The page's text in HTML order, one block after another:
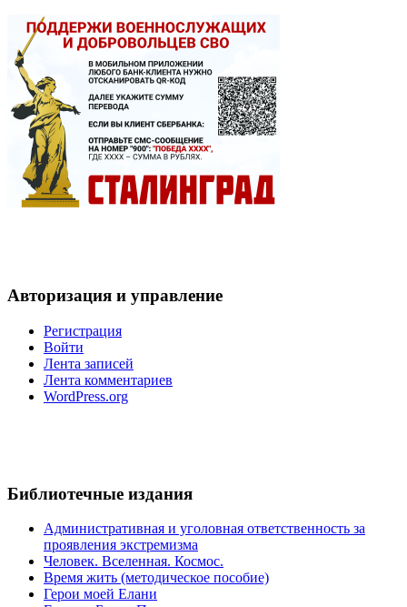
Авторизация и управление
Регистрация
Войти
Лента записей
Лента комментариев
WordPress.org
Библиотечные издания
Административная и уголовная ответственность за
проявления экстремизма
Человек. Вселенная. Космос.
Время жить (методическое пособие)
Герои моей Елани